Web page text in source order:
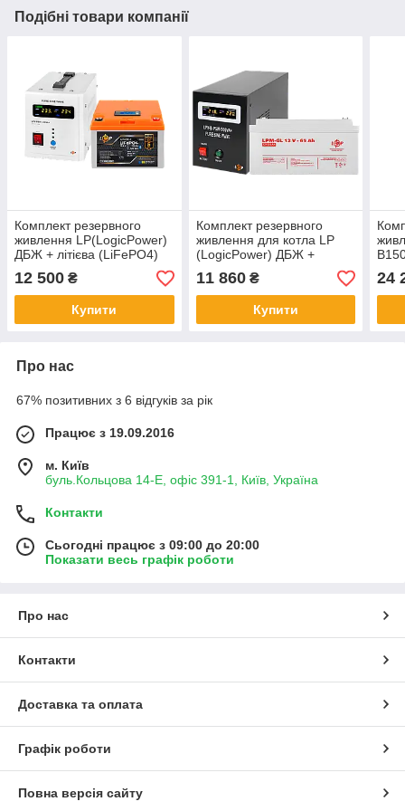
Подібні товари компанії
Комплект резервного
живлення LP(LogicPower)
ДБЖ + літієва (LiFePO4)
батарея (UPS В500 + АКБ
LiFePO4 410W)
12 500 ₴
Купити
Комплект резервного
живлення для котла LP
(LogicPower) ДБЖ +
гелева батарея (UPS
B500VA + АКБ GL 900W)
11 860₴
Купити
24
Про нас
67% позитивних з 6 відгуків за рік
Працює з 19.09.2016
м. Київ
буль.Кольцова 14-Е, офіс 391-1, Київ, Україна
Контакти
Сьогодні працює з 09:00 до 20:00
Показати весь графік роботи
Про нас
Контакти
Доставка та оплата
Графік роботи
Повна версія сайту